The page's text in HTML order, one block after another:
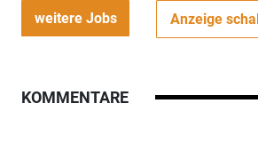
weitere Jobs Anzeige
KOMMENTARE